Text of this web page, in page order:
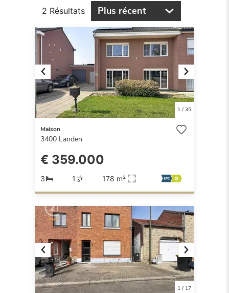
2 Résultats Plus récent
Previous Next
1/ 35
Maison
3400 Landen
€ 359.000
3 1 178 m²
Previous Next
1/ 17